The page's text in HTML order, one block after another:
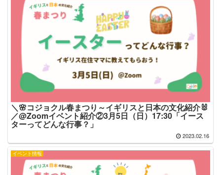
＼🌸コジョクル春まつり～イギリスと日本の文化紹介🐰
／@Zoomイベント紹介②3月5日（日）17:30「イース
ターってどんな行事？」
2023.02.16
イベント情報